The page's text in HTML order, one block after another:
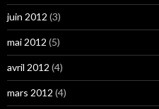
juin 2012 (3)
mai 2012 (5)
avril 2012 (4)
mars 2012 (4)